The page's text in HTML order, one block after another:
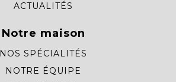
ACTUALITÉS
Notre maison
NOS SPÉCIALITÉS
NOTRE ÉQUIPE